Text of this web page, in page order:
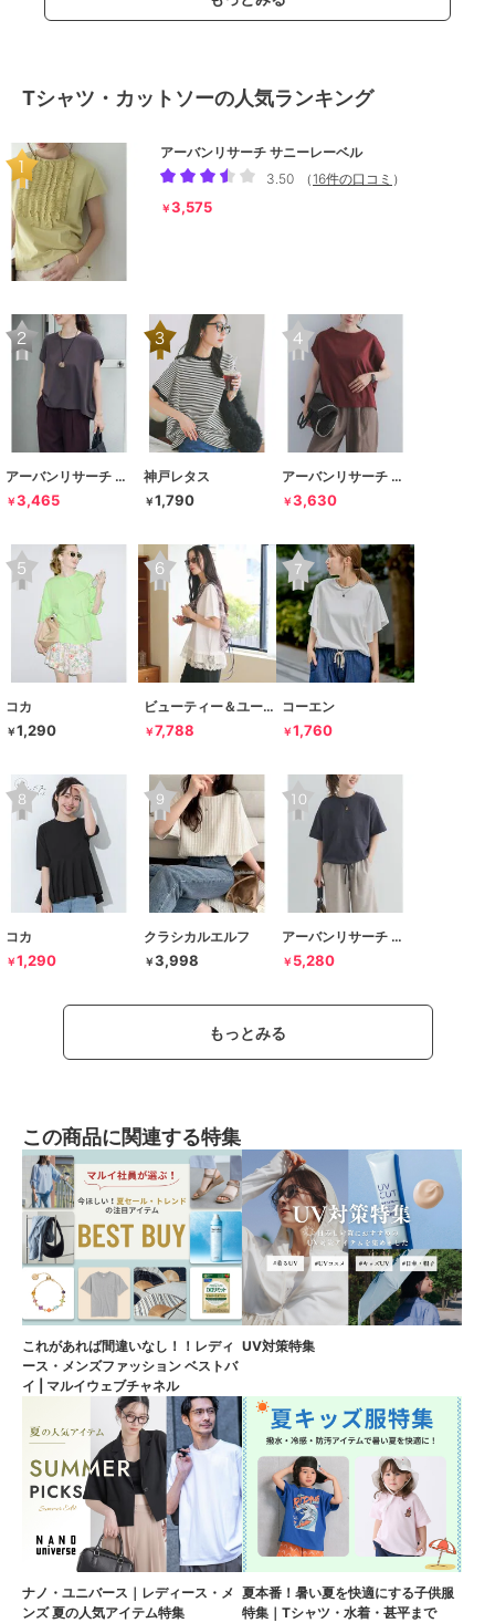
Tシャツ・カットソーの人気ランキング
アーバンリサーチ サニーレーベル
3.50
（ 16件の口コミ ）
￥3,575
アーバンリサーチ ドアーズ
￥3,465
神戸レタス
￥1,790
アーバンリサーチ ドアーズ
￥3,630
コカ
￥1,290
ビューティー＆ユース ユナイテッドアローズ
￥7,788
コーエン
￥1,760
コカ
￥1,290
クラシカルエルフ
￥3,998
アーバンリサーチ ドアーズ
￥ 5,280
もっとみる
この商品に関連する特集
これがあれば間違いなし！！レディ
ース・メンズファッション ベストバ
イ | マルイウェブチャネル
UV対策特集
ナノ・ユニバース｜レディース・メ
ンズ 夏の人気アイテム特集
夏本番！暑い夏を快適にする子供服
特集｜Tシャツ・水着・甚平まで